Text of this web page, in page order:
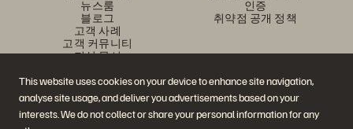
This website uses cookies on your device to enhance site navigation,
analyse site usage, and deliver you advertisements based on your
interests. We do not collect or share your personal information for any
뉴스룸
블로그
고객 사례
고객 커뮤니티
지식 문서
인증
취약점 공개 정책
문의하기
에버퓨어(Everpure) 공식 소셜미디어 팔로우하기